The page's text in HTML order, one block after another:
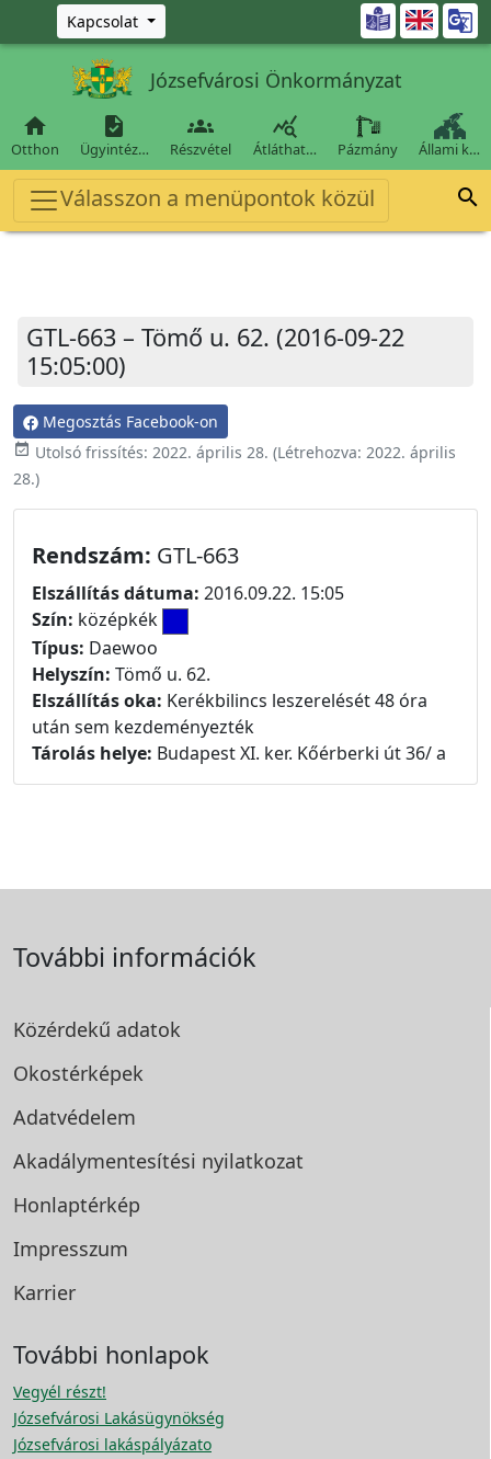
Ugrás a fő tartalomra
Kapcsolat 
Józsefvárosi Önkormányzat

Otthon

Ügyintéz…

Részvétel

Átláthat… Pázmány Állami k…
Válasszon a menüpontok közül 
GTL-663 – Tömő u. 62. (2016-09-22
15:05:00)
Megosztás Facebook-on
event_available Utolsó frissítés: 2022. április 28. (Létrehozva: 2022. április
28.)
Rendszám: GTL-663
Elszállítás dátuma: 2016.09.22. 15:05
Szín: középkék
Típus: Daewoo
Helyszín: Tömő u. 62.
Elszállítás oka: Kerékbilincs leszerelését 48 óra
után sem kezdeményezték
Tárolás helye: Budapest XI. ker. Kőérberki út 36/ a
További információk
Közérdekű adatok
Okostérképek
Adatvédelem
Akadálymentesítési nyilatkozat
Honlaptérkép
Impresszum
Karrier
További honlapok
Vegyél részt!
Józsefvárosi Lakásügynökség
Józsefvárosi lakáspályázato